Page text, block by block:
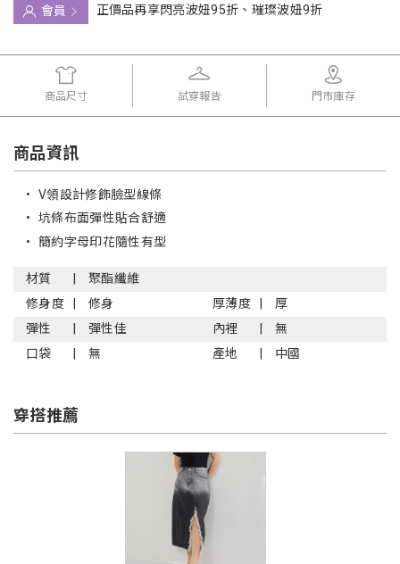
會員
正價品再享閃亮波妞95折、璀璨波妞9折
商品尺寸 試穿報告 門市庫存
商品資訊
• V領設計修飾臉型線條
• 坑條布面彈性貼合舒適
• 簡約字母印花隨性有型
材質
聚酯纖維
修身度
修身 厚薄度
厚
彈性
彈性佳 內裡
無
口袋
無 產地 中國
穿搭推薦